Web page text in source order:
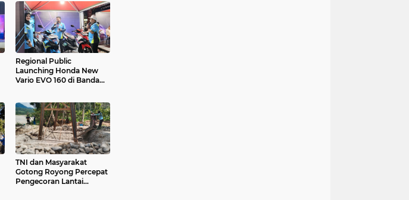
Regional Public
Launching Honda New
Vario EVO 160 di Banda
Aktivitas Menarik untuk
Masyarakat
TNI dan Masyarakat
Gotong Royong Percepat
Pengecoran Lantai